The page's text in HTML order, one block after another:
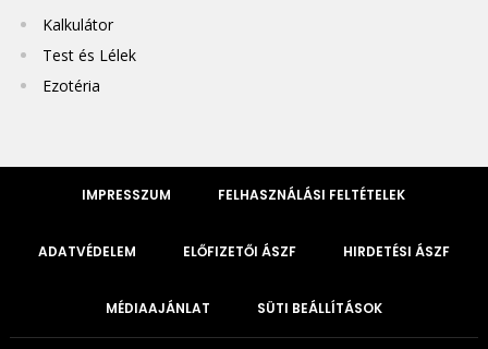
Kalkulátor
Test és Lélek
Ezotéria
IMPRESSZUM FELHASZNÁLÁSI FELTÉTELEK
ADATVÉDELEM ELŐFIZETŐI ÁSZF HIRDETÉSI ÁSZF
MÉDIAAJÁNLAT SÜTI BEÁLLÍTÁSOK